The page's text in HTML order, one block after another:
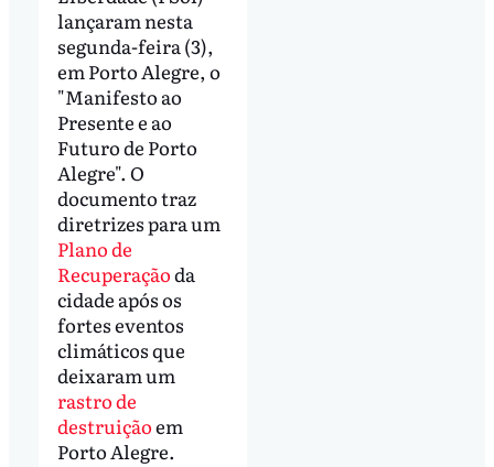
lançaram nesta
segunda-feira (3),
em Porto Alegre, o
"Manifesto ao
Presente e ao
Futuro de Porto
Alegre". O
documento traz
diretrizes para um
Plano de
Recuperaçãoda
cidade após os
fortes eventos
climáticos que
deixaram um
rastro de
destruiçãoem
Porto Alegre.